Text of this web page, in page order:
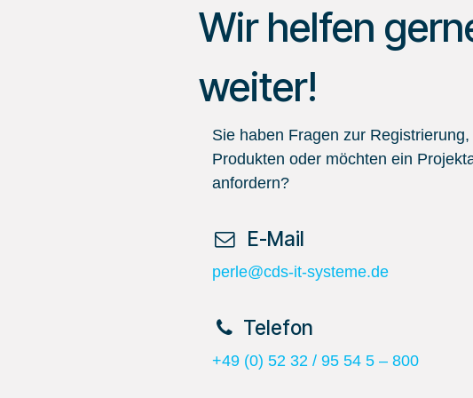
Wir helfen
weiter!
Sie haben Fragen zur Registrierung,
Produkten oder möchten ein
anfordern?
​ E-Mail
perle@cds-it-systeme.de
​Telefon
+49 (0) 52 32 / 95 54 5 – 800